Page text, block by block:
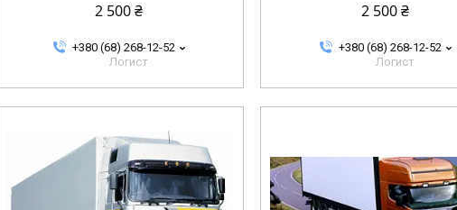
2 500 ₴
+380 (68) 268-12-52
Логист
2 500 ₴
+380 (68) 268-12-52
Логист